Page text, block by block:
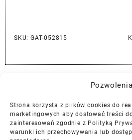
Pozwolenia
Strona korzysta z plików cookies do
marketingowych aby dostować treści
zainteresowań zgodnie z Polityką
warunki ich przechowywania lub
SKU: GAT-052815
Najlepszej Jakości Części
Gwarancja i
Polityka